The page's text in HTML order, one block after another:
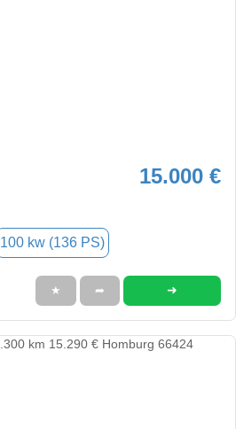
15.000 €
100 kw (136 PS)
★ ➦ ➜